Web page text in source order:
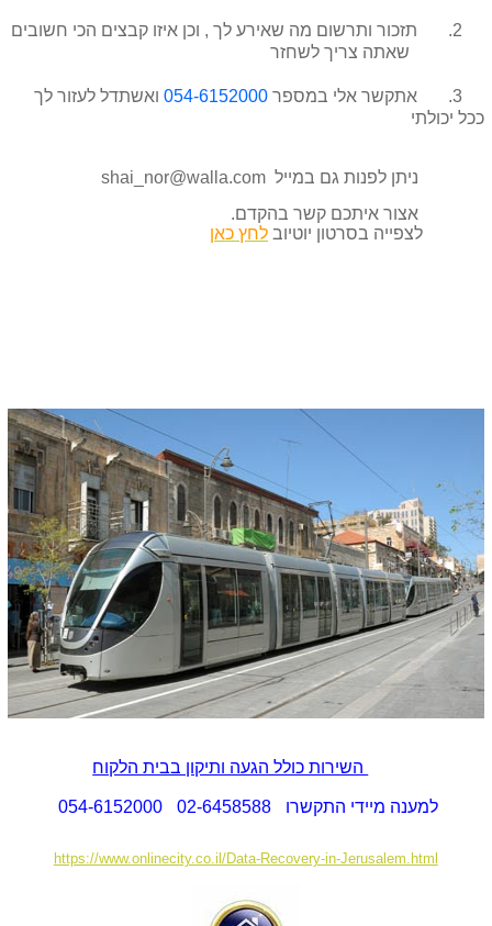
שאתה צריך לשחזר
054-6152000ואשתדל לעזור לך
ככל יכולתי
ניתן לפנות גם במייל shai_nor@walla.com
אצור איתכם קשר בהקדם.
לצפייה בסרטון יוטיוב לחץ כאן
השירות כולל הגעה ותיקון בבית הלקוח
למענה מיידי התקשרו 02-6458588
054-6152000
https://www.onlinecity.co.il/Data-Recovery-in-Jerusalem.html